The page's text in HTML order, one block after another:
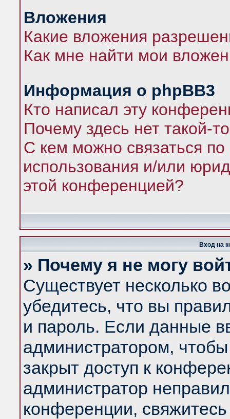
Вложения
Какие вложения
Как мне найти мои
Информация о phpBB3
Кто написал эту
Почему здесь нет такой-
С кем можно связаться по
использования и/или
этой конференцией?
Вход на
» Почему я не могу
Существует несколько
убедитесь, что вы
и пароль. Если данные
администратором,
закрыт доступ к
администратор
конференции,